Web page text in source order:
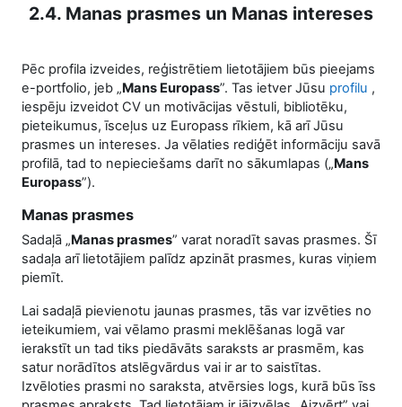
2.4. Manas prasmes un Manas intereses
Pēc profila izveides, reģistrētiem lietotājiem būs pieejams
e-portfolio, jeb „Mans Europass”. Tas ietver Jūsu profilu ,
iespēju izveidot CV un motivācijas vēstuli, bibliotēku,
pieteikumus, īsceļus uz Europass rīkiem, kā arī Jūsu
prasmes un intereses. Ja vēlaties rediģēt informāciju savā
profilā, tad to nepieciešams darīt no sākumlapas („Mans
Europass”).
Manas prasmes
Sadaļā „Manas prasmes” varat noradīt savas prasmes. Šī
sadaļa arī lietotājiem palīdz apzināt prasmes, kuras viņiem
piemīt.
Lai sadaļā pievienotu jaunas prasmes, tās var izvēties no
ieteikumiem, vai vēlamo prasmi meklēšanas logā var
ierakstīt un tad tiks piedāvāts saraksts ar prasmēm, kas
satur norādītos atslēgvārdus vai ir ar to saistītas.
Izvēloties prasmi no saraksta, atvērsies logs, kurā būs īss